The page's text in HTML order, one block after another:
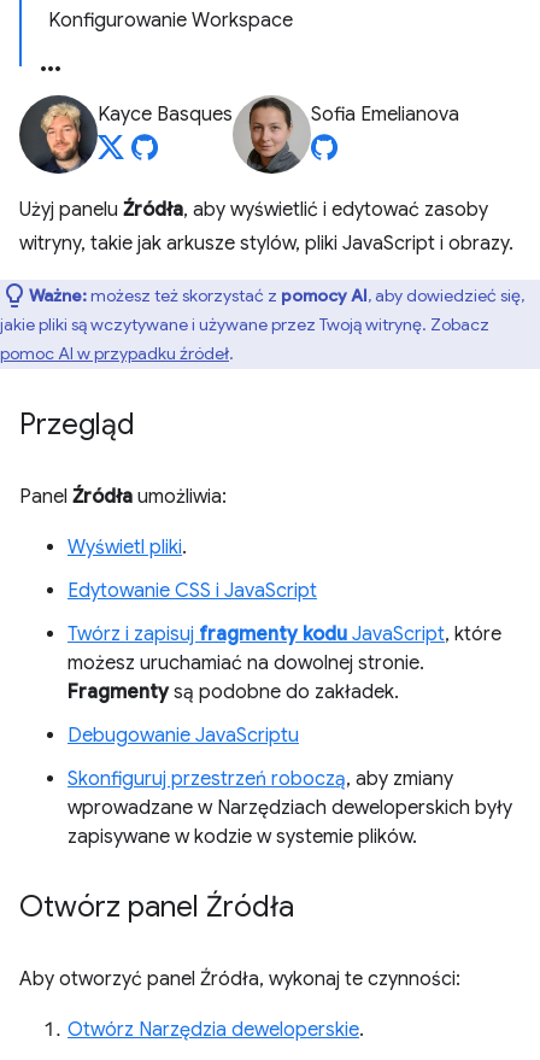
Konfigurowanie Workspace
Kayce Basques Sofia Emelianova
Użyj panelu Źródła, aby wyświetlić i edytować zasoby
witryny, takie jak arkusze stylów, pliki JavaScript i obrazy.
Ważne:możesz też skorzystać z pomocy AI, aby dowiedzieć się,
jakie pliki są wczytywane i używane przez Twoją witrynę. Zobacz
pomoc AI w przypadku źródeł.
Przegląd
Panel Źródła umożliwia:
Wyświetl pliki.
Edytowanie CSS i JavaScript
Twórz i zapisuj fragmenty kodu JavaScript, które
możesz uruchamiać na dowolnej stronie.
Fragmentysą podobne do zakładek.
Debugowanie JavaScriptu
Skonfiguruj przestrzeń roboczą, aby zmiany
wprowadzane w Narzędziach deweloperskich były
zapisywane w kodzie w systemie plików.
Otwórz panel Źródła
Aby otworzyć panel Źródła, wykonaj te czynności:
Otwórz Narzędzia deweloperskie.